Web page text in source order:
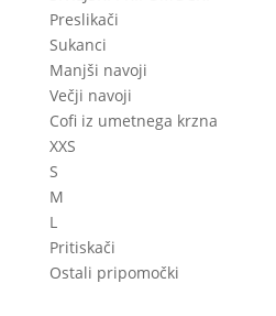
Preslikači
Sukanci
Manjši navoji
Večji navoji
Cofi iz umetnega krzna
XXS
S
M
L
Pritiskači
Ostali pripomočki